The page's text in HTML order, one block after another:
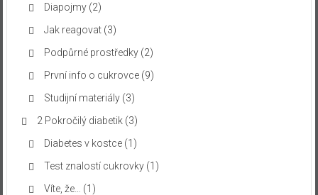
Diapojmy(2)
Jak reagovat(3)
Podpůrné prostředky(2)
První info o cukrovce(9)
Studijní materiály(3)
2 Pokročilý diabetik(3)
Diabetes v kostce(1)
Test znalostí cukrovky(1)
Víte, že…
(1)